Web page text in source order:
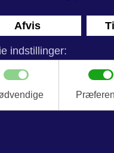
OG TRÆ
til at kombinere sikkerhed
og kommercielle
gå på kompromis med